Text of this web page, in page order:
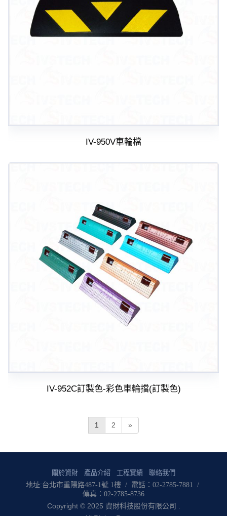
IV-950V車輪檔
IV-952C訂製色-彩色車輪擋(訂製色)
1 2 »
關於資財 產品介紹 工程實績 聯絡我們
地址:台北市重陽路487-1號 1樓 / 電話：02-2785-7881 /
傳真：02-2785-8736
Copyright © 2025 資財科技股份有限公司 .